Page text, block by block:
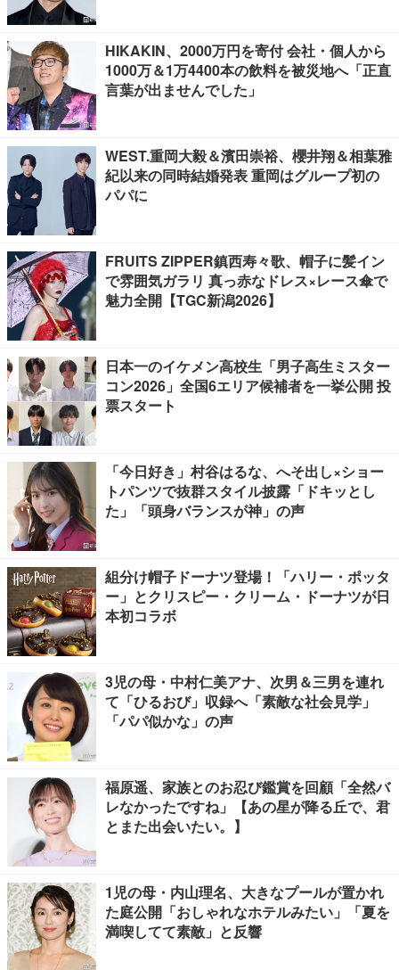
HIKAKIN、2000万円を寄付 会社・個人から
1000万＆1万4400本の飲料を被災地へ「正直
言葉が出ませんでした」
WEST.重岡大毅＆濱田崇裕、櫻井翔＆相葉雅
紀以来の同時結婚発表 重岡はグループ初の
パパに
FRUITS ZIPPER鎮西寿々歌、帽子に髪イン
で雰囲気ガラリ 真っ赤なドレス×レース傘で
魅力全開【TGC新潟2026】
日本一のイケメン高校生「男子高生ミスター
コン2026」全国6エリア候補者を一挙公開 投
票スタート
「今日好き」村谷はるな、へそ出し×ショー
トパンツで抜群スタイル披露「ドキッとし
た」「頭身バランスが神」の声
組分け帽子ドーナツ登場！「ハリー・ポッタ
ー」とクリスピー・クリーム・ドーナツが日
本初コラボ
3児の母・中村仁美アナ、次男＆三男を連れ
て「ひるおび」収録へ「素敵な社会見学」
「パパ似かな」の声
福原遥、家族とのお忍び鑑賞を回顧「全然バ
レなかったですね」【あの星が降る丘で、君
とまた出会いたい。】
1児の母・内山理名、大きなプールが置かれ
た庭公開「おしゃれなホテルみたい」「夏を
満喫してて素敵」と反響